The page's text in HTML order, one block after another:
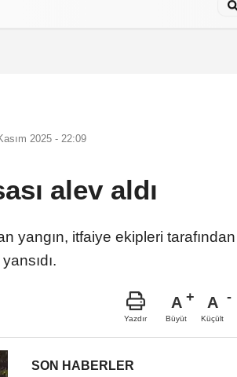
2025 - 22:09
alev aldı
yangın, itfaiye ekipleri tarafından
Yazdır
A
Büyüt
A
Küçült
SON HABERLER